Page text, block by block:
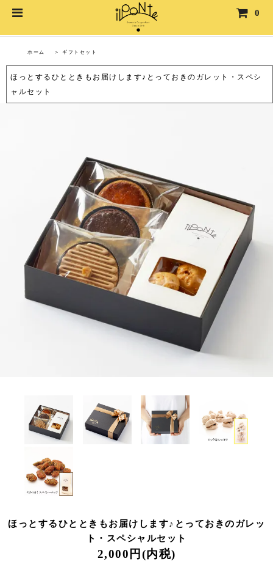
0
ホーム ＞ ギフトセット
ほっとするひとときもお届けします♪とっておきのガレット・スペシ
ャルセット
ほっとするひとときもお届けします♪とっておきのガレッ
ト・スペシャルセット
2,000円(内税)